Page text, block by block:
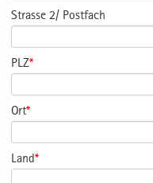
Strasse 2/ Postfach
PLZ*
Ort*
Land*